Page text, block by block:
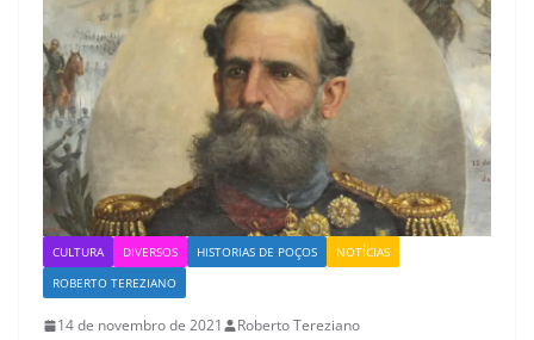
CULTURA DIVERSOS HISTORIAS DE POÇOS
NOTÍCIAS
ROBERTO TEREZIANO
14 de novembro de 2021 Roberto Tereziano